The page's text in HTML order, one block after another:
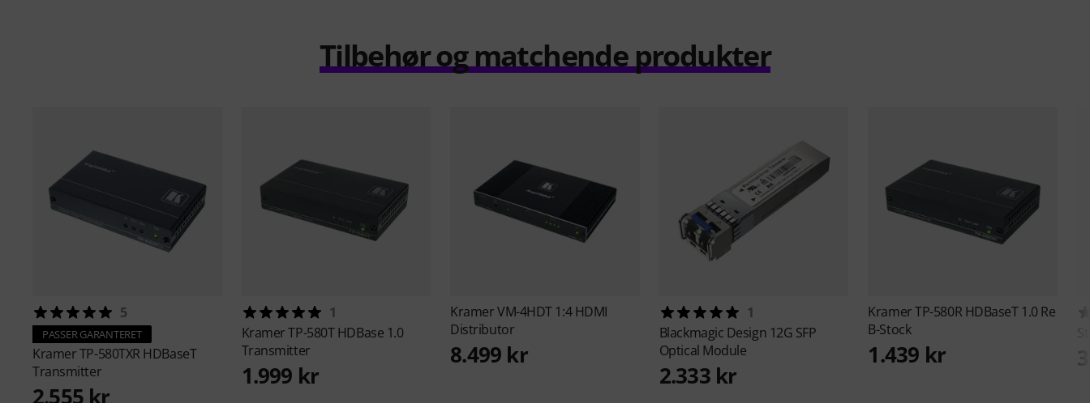
Tilbehør og matchende produkter
5
PASSER GARANTERET
KramerTP-580TXR HDBaseT
Transmitter
2.555 kr
1
KramerTP-580T HDBase 1.0
Transmitter
1.999 kr
KramerVM-4HDT 1:4 HDMI
Distributor
8.499 kr
1
Blackmagic Design 12G SFP
Optical Module
2.333 kr
KramerTP-580R HDBaseT 1.0 Re
B-Stock
1.439 kr